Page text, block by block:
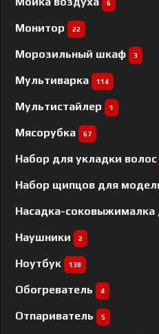
6
Монитор 22
Морозильный шкаф 3
Мультиварка 114
Мультистайлер 1
Мясорубка 67
Набор для укладки
Набор щипцов для
Насадка-
Наушники 2
Ноутбук 138
Обогреватель 4
Отпариватель 5